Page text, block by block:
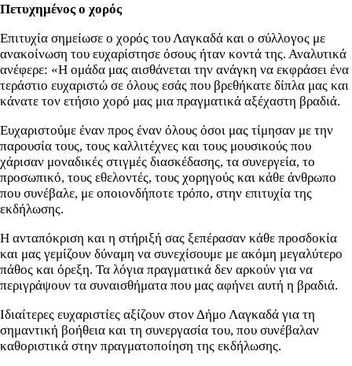
Πετυχημένος ο χορός
Επιτυχία σημείωσε ο χορός του Λαγκαδά και ο σύλλογος με
ανακοίνωση του ευχαρίστησε όσους ήταν κοντά της. Αναλυτικά
ανέφερε: «Η ομάδα μας αισθάνεται την ανάγκη να εκφράσει ένα
τεράστιο ευχαριστώ σε όλους εσάς που βρεθήκατε δίπλα μας και
κάνατε τον ετήσιο χορό μας μια πραγματικά αξέχαστη βραδιά.
Ευχαριστούμε έναν προς έναν όλους όσοι μας τίμησαν με την
παρουσία τους, τους καλλιτέχνες και τους μουσικούς που
χάρισαν μοναδικές στιγμές διασκέδασης, τα συνεργεία, το
προσωπικό, τους εθελοντές, τους χορηγούς και κάθε άνθρωπο
που συνέβαλε, με οποιονδήποτε τρόπο, στην επιτυχία της
εκδήλωσης.
Η ανταπόκριση και η στήριξή σας ξεπέρασαν κάθε προσδοκία
και μας γεμίζουν δύναμη να συνεχίσουμε με ακόμη μεγαλύτερο
πάθος και όρεξη. Τα λόγια πραγματικά δεν αρκούν για να
περιγράψουν τα συναισθήματα που μας αφήνει αυτή η βραδιά.
Ιδιαίτερες ευχαριστίες αξίζουν στον Δήμο Λαγκαδά για τη
σημαντική βοήθεια και τη συνεργασία του, που συνέβαλαν
καθοριστικά στην πραγματοποίηση της εκδήλωσης.